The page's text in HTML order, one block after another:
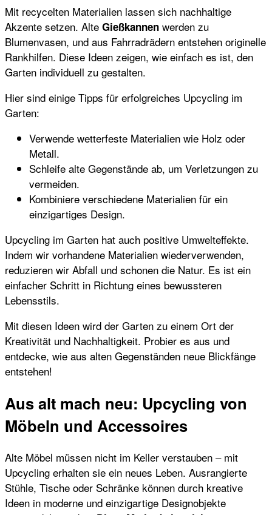
Mit recycelten Materialien lassen sich nachhaltige
Akzente setzen. Alte Gießkannen werden zu
Blumenvasen, und aus Fahrradrädern entstehen originelle
Rankhilfen. Diese Ideen zeigen, wie einfach es ist, den
Garten individuell zu gestalten.
Hier sind einige Tipps für erfolgreiches Upcycling im
Garten:
Verwende wetterfeste Materialien wie Holz oder
Metall.
Schleife alte Gegenstände ab, um Verletzungen zu
vermeiden.
Kombiniere verschiedene Materialien für ein
einzigartiges Design.
Upcycling im Garten hat auch positive Umwelteffekte.
Indem wir vorhandene Materialien wiederverwenden,
reduzieren wir Abfall und schonen die Natur. Es ist ein
einfacher Schritt in Richtung eines bewussteren
Lebensstils.
Mit diesen Ideen wird der Garten zu einem Ort der
Kreativität und Nachhaltigkeit. Probier es aus und
entdecke, wie aus alten Gegenständen neue Blickfänge
entstehen!
Aus alt mach neu: Upcycling von
Möbeln und Accessoires
Alte Möbel müssen nicht im Keller verstauben – mit
Upcycling erhalten sie ein neues Leben. Ausrangierte
Stühle, Tische oder Schränke können durch kreative
Ideen in moderne und einzigartige Designobjekte